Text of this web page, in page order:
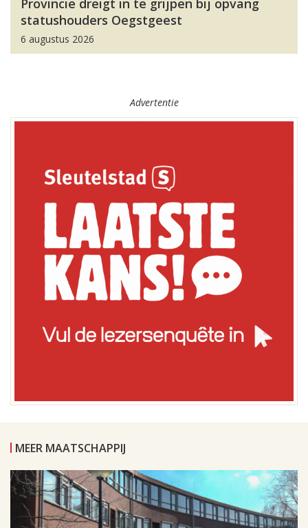
Provincie dreigt in te grijpen bij opvang
statushouders Oegstgeest
6 augustus 2026
Advertentie
MEER MAATSCHAPPIJ